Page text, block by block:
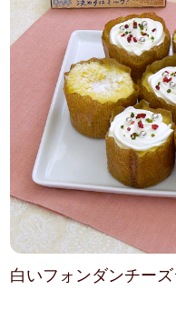
白いフォンダンチーズ